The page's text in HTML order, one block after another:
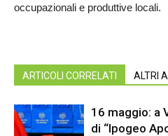
occupazionali e produttive locali.
ARTICOLI CORRELATI ALTRI
16 maggio: a
di “Ipogeo